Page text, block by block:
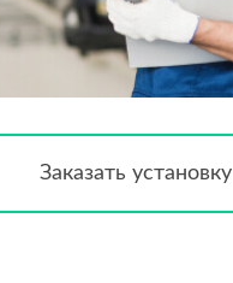
Заказать установку